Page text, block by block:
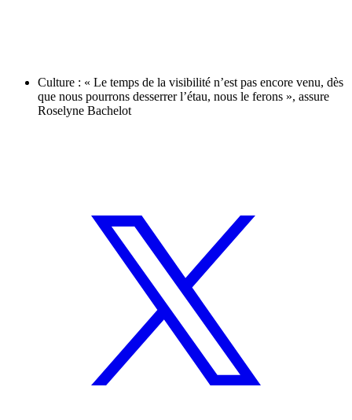
Culture : « Le temps de la visibilité n’est pas encore venu, dès
que nous pourrons desserrer l’étau, nous le ferons », assure
Roselyne Bachelot